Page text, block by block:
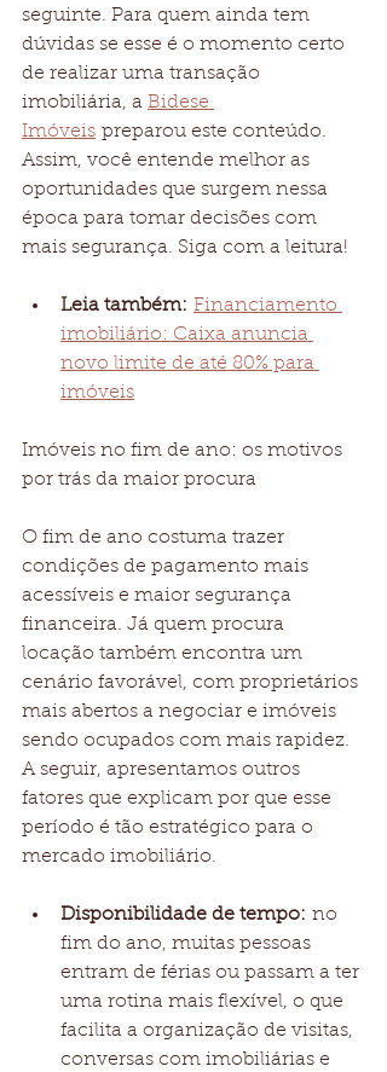
seguinte. Para quem ainda tem
dúvidas se esse é o momento certo
de realizar uma transação
imobiliária, a Bidese
Imóveis preparou este conteúdo.
Assim, você entende melhor as
oportunidades que surgem nessa
época para tomar decisões com
mais segurança. Siga com a leitura!
Leia também: Financiamento
imobiliário: Caixa anuncia
novo limite de até 80% para
imóveis
Imóveis no fim de ano: os motivos
por trás da maior procura
O fim de ano costuma trazer
condições de pagamento mais
acessíveis e maior segurança
financeira. Já quem procura
locação também encontra um
cenário favorável, com proprietários
mais abertos a negociar e imóveis
sendo ocupados com mais rapidez.
A seguir, apresentamos outros
fatores que explicam por que esse
período é tão estratégico para o
mercado imobiliário.
Disponibilidade de tempo: no
fim do ano, muitas pessoas
entram de férias ou passam a ter
uma rotina mais flexível, o que
facilita a organização de visitas,
conversas com imobiliárias e